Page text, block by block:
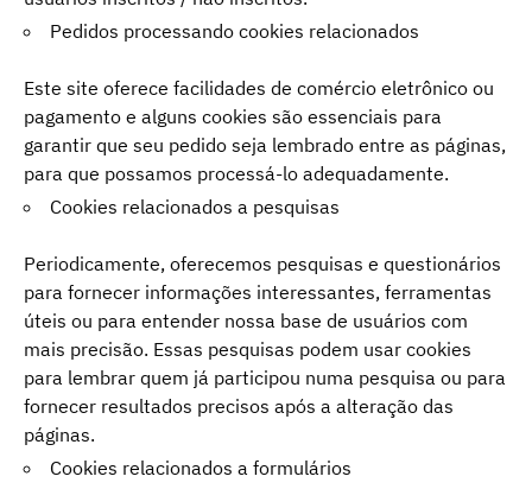
Pedidos processando cookies relacionados
Este site oferece facilidades de comércio eletrônico ou
pagamento e alguns cookies são essenciais para
garantir que seu pedido seja lembrado entre as páginas,
para que possamos processá-lo adequadamente.
Cookies relacionados a pesquisas
Periodicamente, oferecemos pesquisas e questionários
para fornecer informações interessantes, ferramentas
úteis ou para entender nossa base de usuários com
mais precisão. Essas pesquisas podem usar cookies
para lembrar quem já participou numa pesquisa ou para
fornecer resultados precisos após a alteração das
páginas.
Cookies relacionados a formulários